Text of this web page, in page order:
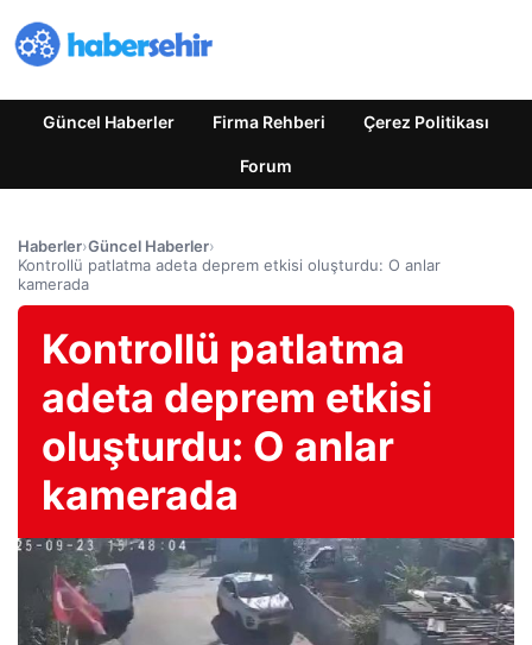
Güncel Haberler Firma Rehberi Çerez Politikası
Forum
Haberler›Güncel Haberler›
Kontrollü patlatma adeta deprem etkisi oluşturdu: O anlar
kamerada
Kontrollü patlatma
adeta deprem etkisi
oluşturdu: O anlar
kamerada